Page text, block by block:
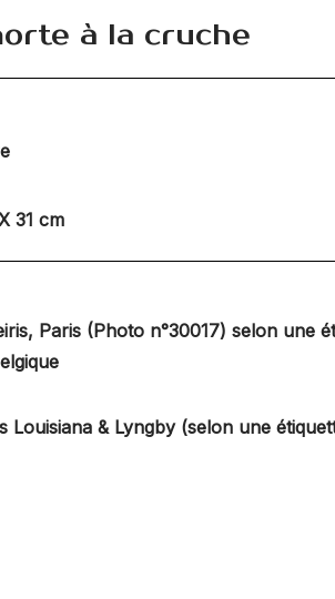
à la cruche
31 cm
Paris (Photo n°30017) selon une
Louisiana & Lyngby (selon une